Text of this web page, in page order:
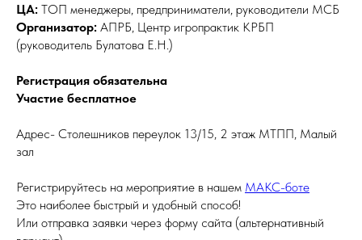
ЦА: ТОП менеджеры, предприниматели, руководители МСБ
Организатор: АПРБ, Центр игропрактик КРБП
(руководитель Булатова Е.Н.)
Регистрация обязательна
Участие бесплатное
Адрес- Столешников переулок 13/15, 2 этаж МТПП, Малый
зал
Регистрируйтесь на мероприятие в нашем МАКС-боте
Это наиболее быстрый и удобный способ!
Или отправка заявки через форму сайта (альтернативный